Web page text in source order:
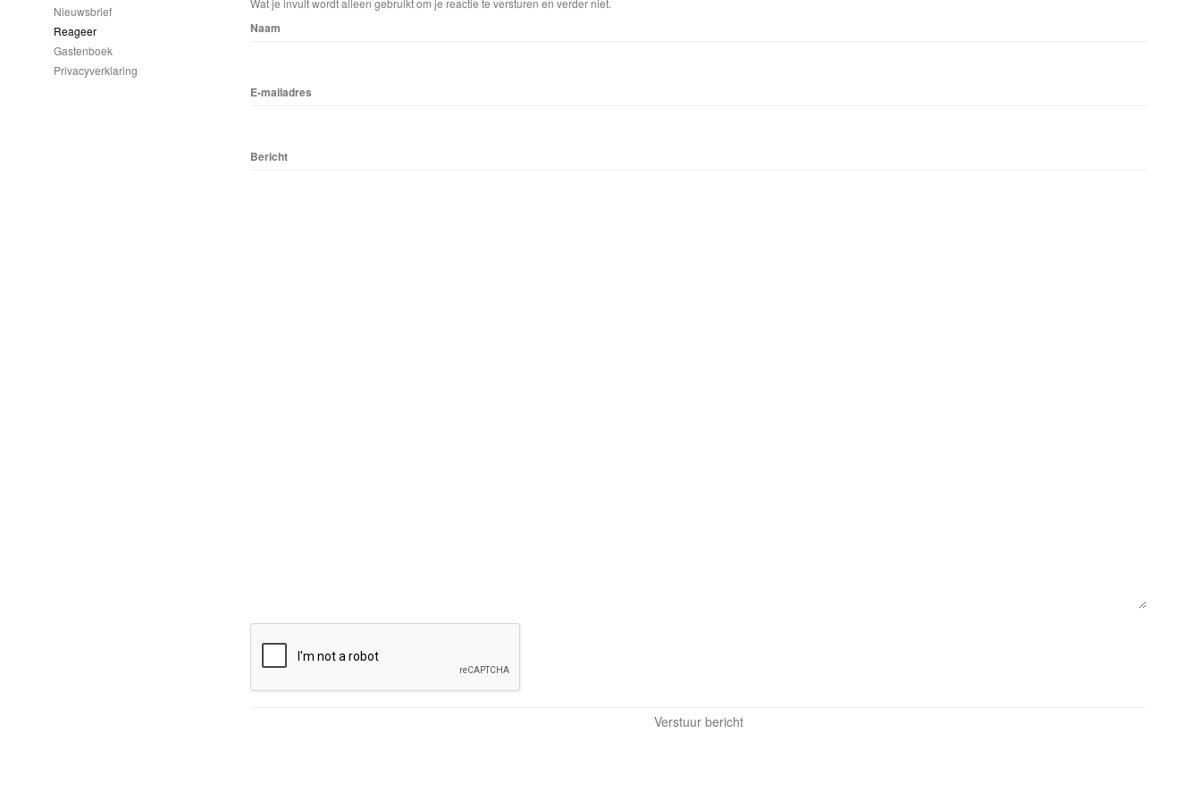
Wat je invult wordt alleen gebruikt om je reactie te versturen en verder niet.
Naam
E-mailadres
Bericht
Nieuwsbrief
Reageer
Gastenboek
Privacyverklaring